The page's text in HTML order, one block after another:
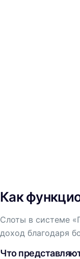
Как
Слоты в системе
доход благодаря
Что